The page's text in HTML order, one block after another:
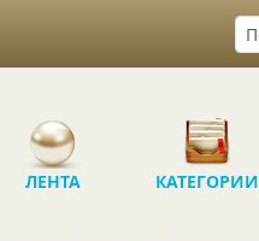
ЛЕНТА КАТЕГОРИИ